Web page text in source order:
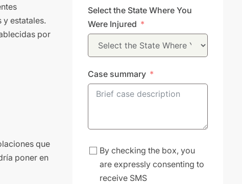
y estatales.
por
que
poner en
+1
Select the State Where You
Were Injured
Case summary
By checking the box, you
are expressly consenting to
receive SMS